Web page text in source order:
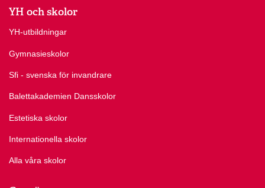
YH och skolor
YH-utbildningar
Gymnasieskolor
Sfi - svenska för invandrare
Balettakademien Dansskolor
Estetiska skolor
Internationella skolor
Alla våra skolor